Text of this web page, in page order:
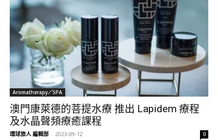
Aromatherapy／SPA
澳門康萊德的菩提水療 推出 Lapidem 療程
及水晶聲頻療癒課程
環球旅人 編輯部 - 2023-09-12 0